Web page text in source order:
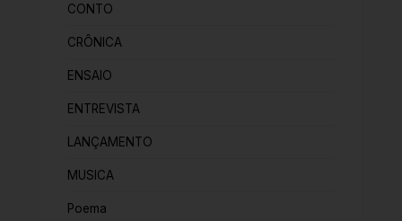
CONTO
CRÔNICA
ENSAIO
ENTREVISTA
LANÇAMENTO
MUSICA
Poema